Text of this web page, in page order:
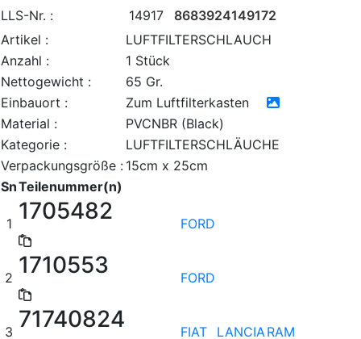
LLS-Nr. :
14917
8683924149172
Artikel :
LUFTFILTERSCHLAUCH
Anzahl :
1 Stück
Nettogewicht :
65 Gr.
Einbauort :
Zum Luftfilterkasten
Material :
PVCNBR (Black)
Kategorie :
LUFTFILTERSCHLÄUCHE
Verpackungsgröße : 15cm x 25cm
SnTeilenummer(n)
1 1705482 FORD
2 1710553 FORD
3 71740824 FIAT LANCIARAM